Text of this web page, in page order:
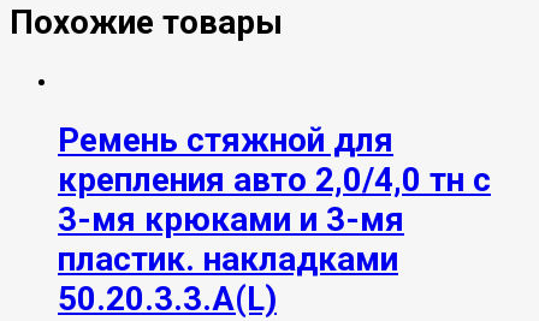
Похожие товары
Ремень стяжной для
крепления авто 2,0/4,0 тн с
3-мя крюками и 3-мя
пластик. накладками
50.20.3.3.А(L)